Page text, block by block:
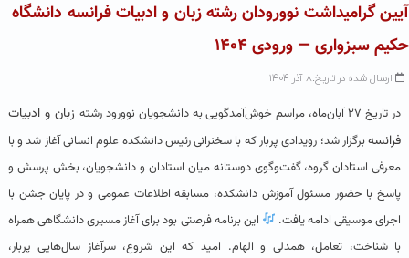
آیین گرامیداشت نوورودان رشته زبان و ادبیات فرانسه دانشگاه
حکیم سبزواری — ورودی ۱۴۰۴
ارسال شده در تاریخ:۸ آذر ۱۴۰۴
در تاریخ ۲۷ آبان‌ماه، مراسم خوش‌آمدگویی به دانشجویان نوورود رشته
زبان و ادبیات
فرانسهبرگزار شد؛ رویدادی پربار که با سخنرانی رئیس دانشکده علوم انسانی آغاز شد و با
معرفی استادان گروه، گفت‌وگوی دوستانه میان استادان و دانشجویان، بخش پرسش و
پاسخ با حضور مسئول آموزش دانشکده، مسابقه اطلاعات عمومی و در پایان جشن با
اجرای موسیقی ادامه یافت.
این برنامه فرصتی بود برای آغاز مسیری دانشگاهی همراه
با شناخت، تعامل، همدلی و الهام. امید که این شروع، سرآغاز سال‌هایی پربار،